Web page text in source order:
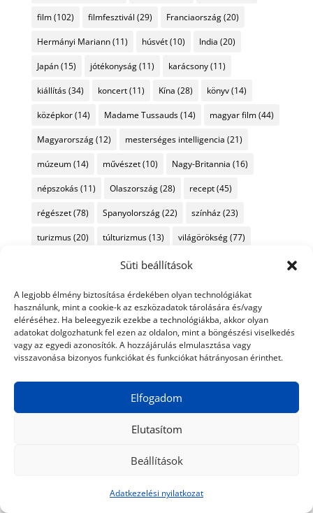
Süti beállítások
A legjobb élmény biztosítása érdekében olyan technológiákat
használunk, mint a cookie-k az eszközadatok tárolására és/vagy
eléréséhez. Ha beleegyezik ezekbe a technológiákba, akkor olyan
adatokat dolgozhatunk fel ezen az oldalon, mint a böngészési viselkedés
vagy az egyedi azonosítók. A hozzájárulás elmulasztása vagy
visszavonása bizonyos funkciókat és funkciókat hátrányosan érinthet.
Elfogadom
Elutasítom
Beállítások
Adatkezelési nyilatkozat
film(102) filmfesztivál (29) Franciaország(20)
Hermányi Mariann(11) húsvét(10) India (20)
Japán(15) jótékonyság(11) karácsony(11)
kiállítás(34) koncert(11) Kína (28) könyv(14)
középkor(14) Madame Tussauds(14) magyar film(44)
Magyarország(12) mesterséges intelligencia (21)
múzeum(14) művészet(10) Nagy-Britannia (16)
népszokás(11) Olaszország(28) recept(45)
régészet(78) Spanyolország(22) színház(23)
turizmus(20) túlturizmus(13) világörökség(77)
(13) zene(25) ókor
© 2024 Tiéd a Világ
Médiaajánlat